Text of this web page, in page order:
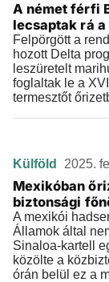
A német férfi
lecsaptak rá
Felpörgött a
hozott Delta
leszüretelt
foglaltak le a
termesztőt
Külföld 2025.
Mexikóban
biztonsági
A mexikói
Államok által
Sinaloa-kartell
közölte a
órán belül ez a